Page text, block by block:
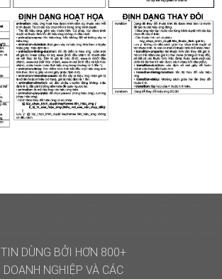
TIN DÙNG BỞI HƠN 800+
DOANH NGHIỆP VÀ CÁC